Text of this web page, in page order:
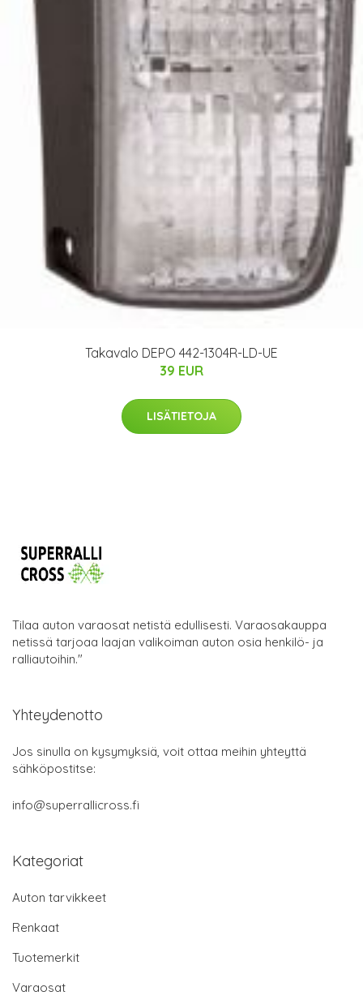
Takavalo DEPO 442-1304R-LD-UE
39 EUR
LISÄTIETOJA
Tilaa auton varaosat netistä edullisesti. Varaosakauppa
netissä tarjoaa laajan valikoiman auton osia henkilö- ja
ralliautoihin."
Yhteydenotto
Jos sinulla on kysymyksiä, voit ottaa meihin yhteyttä
sähköpostitse:
info@superrallicross.fi
Kategoriat
Auton tarvikkeet
Renkaat
Tuotemerkit
Varaosat